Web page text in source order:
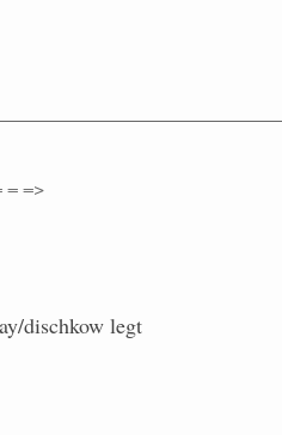
= =>
dischkow legt